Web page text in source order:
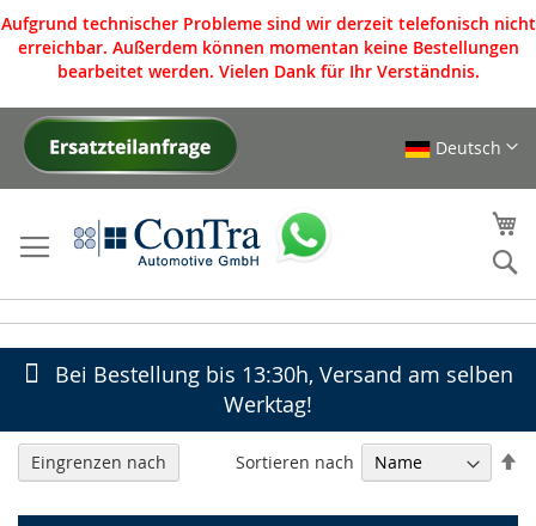
Aufgrund technischer Probleme sind wir derzeit telefonisch nicht
erreichbar. Außerdem können momentan keine Bestellungen
bearbeitet werden. Vielen Dank für Ihr Verständnis.
Direkt
Deutsch
Bei Bestellung bis 13:30h, Versand am selben
Werktag!
Sortieren nach
Eingrenzen nach